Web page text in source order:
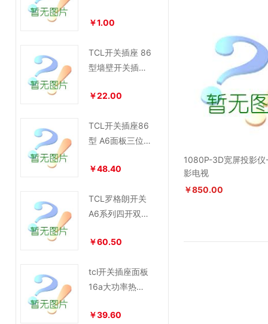
1080P-3D宽屏投影
影电视
￥850.00
￥1.00
TCL开关插座 86
型墙壁开关插座
￥22.00
TCL开关插座86
型 A6面板三位
￥48.40
TCL罗格朗开关
A6系列四开双控
￥60.50
tcl开关插座面板
16a大功率热水
3联三开单控
￥39.60